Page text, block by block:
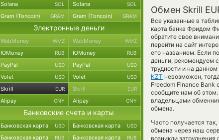
Обмен Skrill
Все указанные в
карта банка Фридом
обратите свое
перейти на сайт
его названием. Если
деньги, рекомендуем
трудности и на
KZT невозможен,
Freedom Finance Bank
сообщите нам об
владельцами
обмена.
Часто получается
обмена через наш
возникли
Solana SOL Solana SOL
Gram (Toncoin) GRAM Gram (Toncoin) GRAM
Электронные деньги
WebMoney WMZ WebMoney WMZ
ЮMoney RUB ЮMoney RUB
PayPal USD PayPal USD
Volet USD Volet USD
Skrill EUR Skrill EUR
Alipay CNY Alipay CNY
Банковские счета и карты
Банковская карта USD Банковская карта USD
Банковская карта RUB Банковская карта RUB